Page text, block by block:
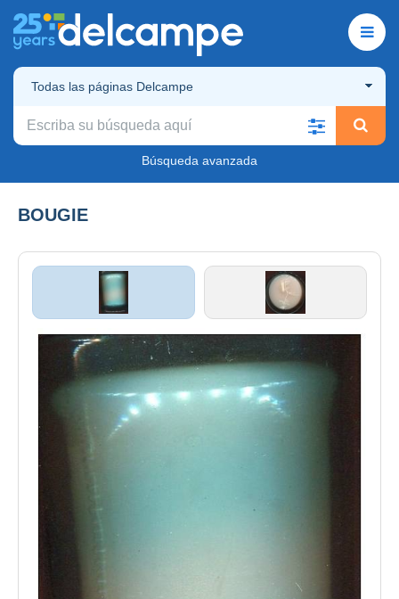
Todas las páginas Delcampe
Búsqueda avanzada
BOUGIE